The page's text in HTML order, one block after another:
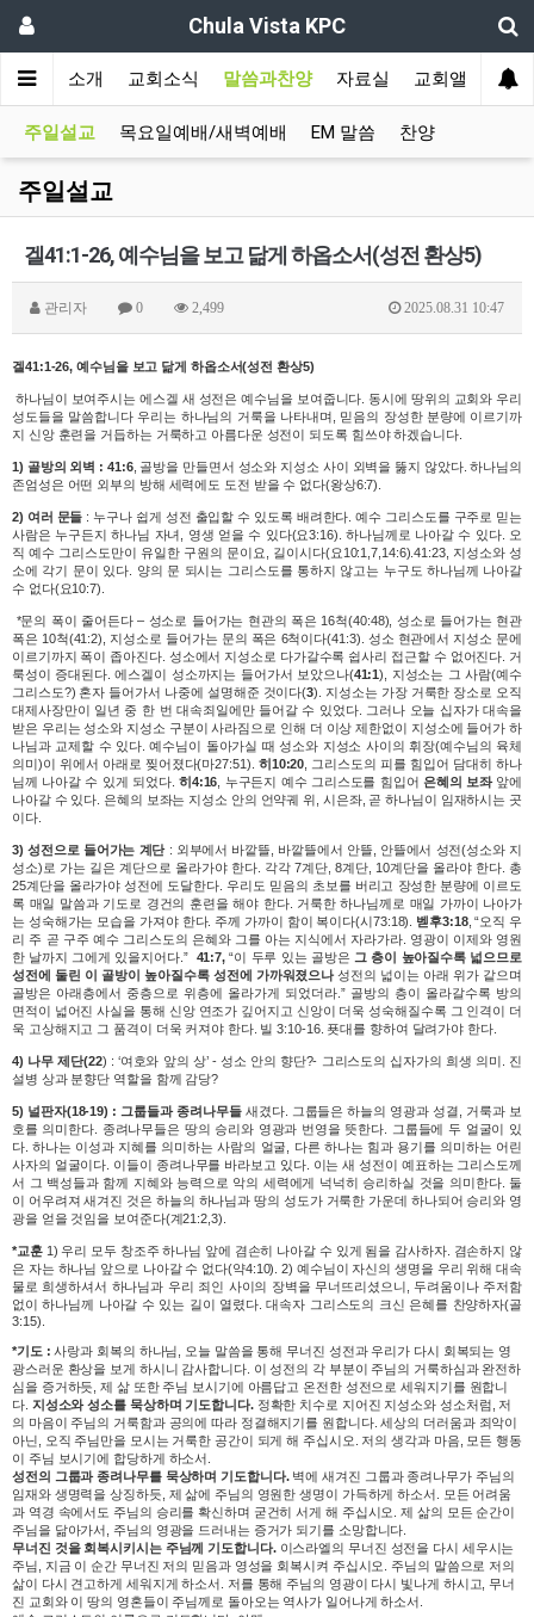
Chula Vista KPC
교회소개 교회소식 말씀과찬양 자료실 교회앨범
주일설교 목요일예배/새벽예배 EM 말씀 찬양
주일설교
겔41:1-26, 예수님을 보고 닮게 하옵소서(성전 환상5)
관리자 0 2,499 2025.08.31 10:47
겔41:1-26, 예수님을 보고 닮게 하옵소서(성전 환상5)
하나님이 보여주시는 에스겔 새 성전은 예수님을 보여줍니다. 동시에 땅위의 교회와 우리
성도들을 말씀합니다 우리는 하나님의 거룩을 나타내며, 믿음의 장성한 분량에 이르기까
지 신앙 훈련을 거듭하는 거룩하고 아름다운 성전이 되도록 힘쓰야 하겠습니다.
1) 골방의 외벽 : 41:6, 골방을 만들면서 성소와 지성소 사이 외벽을 뚫지 않았다. 하나님의
존엄성은 어떤 외부의 방해 세력에도 도전 받을 수 없다(왕상6:7).
2) 여러 문들 : 누구나 쉽게 성전 출입할 수 있도록 배려한다. 예수 그리스도를 구주로 믿는
사람은 누구든지 하나님 자녀, 영생 얻을 수 있다(요3:16). 하나님께로 나아갈 수 있다. 오
직 예수 그리스도만이 유일한 구원의 문이요, 길이시다(요10:1,7,14:6).41:23, 지성소와 성
소에 각기 문이 있다. 양의 문 되시는 그리스도를 통하지 않고는 누구도 하나님께 나아갈
수 없다(요10:7).
*문의 폭이 줄어든다 – 성소로 들어가는 현관의 폭은 16척(40:48), 성소로 들어가는 현관
폭은 10척(41:2), 지성소로 들어가는 문의 폭은 6척이다(41:3). 성소 현관에서 지성소 문에
이르기까지 폭이 좁아진다. 성소에서 지성소로 다가갈수록 쉽사리 접근할 수 없어진다. 거
룩성이 증대된다. 에스겔이 성소까지는 들어가서 보았으나(41:1), 지성소는 그 사람(예수
그리스도?) 혼자 들어가서 나중에 설명해준 것이다(3). 지성소는 가장 거룩한 장소로 오직
대제사장만이 일년 중 한 번 대속죄일에만 들어갈 수 있었다. 그러나 오늘 십자가 대속을
받은 우리는 성소와 지성소 구분이 사라짐으로 인해 더 이상 제한없이 지성소에 들어가 하
나님과 교제할 수 있다. 예수님이 돌아가실 때 성소와 지성소 사이의 휘장(예수님의 육체
의미)이 위에서 아래로 찢어졌다(마27:51). 히10:20 , 그리스도의 피를 힘입어 담대히 하나
님께 나아갈 수 있게 되었다. 히4:16 , 누구든지 예수 그리스도를 힘입어 은혜의 보좌앞에
나아갈 수 있다. 은혜의 보좌는 지성소 안의 언약궤 위, 시은좌, 곧 하나님이 임재하시는 곳
이다.
3) 성전으로 들어가는 계단: 외부에서 바깥뜰, 바깥뜰에서 안뜰, 안뜰에서 성전(성소와 지
성소)로 가는 길은 계단으로 올라가야 한다. 각각 7계단, 8계단, 10계단을 올라야 한다. 총
25계단을 올라가야 성전에 도달한다. 우리도 믿음의 초보를 버리고 장성한 분량에 이르도
록 매일 말씀과 기도로 경건의 훈련을 해야 한다. 거룩한 하나님께로 매일 가까이 나아가
는 성숙해가는 모습을 가져야 한다. 주께 가까이 함이 복이다(시73:18). 벧후3:18, “오직 우
리 주 곧 구주 예수 그리스도의 은혜와 그를 아는 지식에서 자라가라. 영광이 이제와 영원
한 날까지 그에게 있을지어다.” 41:7, “이 두루 있는 골방은 그 층이 높아질수록 넓으므로
성전에 둘린 이 골방이 높아질수록 성전에 가까워졌으나성전의 넓이는 아래 위가 같으며
골방은 아래층에서 중층으로 위층에 올라가게 되었더라.” 골방의 층이 올라갈수록 방의
면적이 넓어진 사실을 통해 신앙 연조가 깊어지고 신앙이 더욱 성숙해질수록 그 인격이 더
욱 고상해지고 그 품격이 더욱 커져야 한다. 빌 3:10-16. 푯대를 향하여 달려가야 한다.
4) 나무 제단(22) : ‘여호와 앞의 상’ - 성소 안의 향단?- 그리스도의 십자가의 희생 의미. 진
설병 상과 분향단 역할을 함께 감당?
5) 널판자(18-19) : 그룹들과 종려나무들새겼다. 그룹들은 하늘의 영광과 성결, 거룩과 보
호를 의미한다. 종려나무들은 땅의 승리와 영광과 번영을 뜻한다. 그룹들에 두 얼굴이 있
다. 하나는 이성과 지혜를 의미하는 사람의 얼굴, 다른 하나는 힘과 용기를 의미하는 어린
사자의 얼굴이다. 이들이 종려나무를 바라보고 있다. 이는 새 성전이 예표하는 그리스도께
서 그 백성들과 함께 지혜와 능력으로 악의 세력에게 넉넉히 승리하실 것을 의미한다. 둘
이 어우려져 새겨진 것은 하늘의 하나님과 땅의 성도가 거룩한 가운데 하나되어 승리와 영
광을 얻을 것임을 보여준다(계21:2,3).
*교훈1) 우리 모두 창조주 하나님 앞에 겸손히 나아갈 수 있게 됨을 감사하자. 겸손하지 않
은 자는 하나님 앞으로 나아갈 수 없다(약4:10). 2) 예수님이 자신의 생명을 우리 위해 대속
물로 희생하셔서 하나님과 우리 죄인 사이의 장벽을 무너뜨리셨으니, 두려움이나 주저함
없이 하나님께 나아갈 수 있는 길이 열렸다. 대속자 그리스도의 크신 은혜를 찬양하자(골
3:15).
*기도 :사랑과 회복의 하나님, 오늘 말씀을 통해 무너진 성전과 우리가 다시 회복되는 영
광스러운 환상을 보게 하시니 감사합니다. 이 성전의 각 부분이 주님의 거룩하심과 완전하
심을 증거하듯, 제 삶 또한 주님 보시기에 아름답고 온전한 성전으로 세워지기를 원합니
다. 지성소와 성소를 묵상하며 기도합니다. 정확한 치수로 지어진 지성소와 성소처럼, 저
의 마음이 주님의 거룩함과 공의에 따라 정결해지기를 원합니다. 세상의 더러움과 죄악이
아닌, 오직 주님만을 모시는 거룩한 공간이 되게 해 주십시오. 저의 생각과 마음, 모든 행동
이 주님 보시기에 합당하게 하소서.
성전의 그룹과 종려나무를 묵상하며 기도합니다. 벽에 새겨진 그룹과 종려나무가 주님의
임재와 생명력을 상징하듯, 제 삶에 주님의 영원한 생명이 가득하게 하소서. 모든 어려움
과 역경 속에서도 주님의 승리를 확신하며 굳건히 서게 해 주십시오. 제 삶의 모든 순간이
주님을 닮아가서, 주님의 영광을 드러내는 증거가 되기를 소망합니다.
무너진 것을 회복시키시는 주님께 기도합니다. 이스라엘의 무너진 성전을 다시 세우시는
주님, 지금 이 순간 무너진 저의 믿음과 영성을 회복시켜 주십시오. 주님의 말씀으로 저의
삶이 다시 견고하게 세워지게 하소서. 저를 통해 주님의 영광이 다시 빛나게 하시고, 무너
진 교회와 이 땅의 영혼들이 주님께로 돌아오는 역사가 일어나게 하소서.